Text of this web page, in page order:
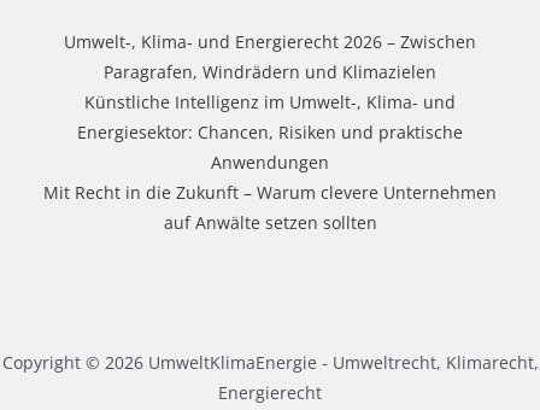
Umwelt‑, Klima‑ und Energierecht 2026 – Zwischen
Paragrafen, Windrädern und Klimazielen
Künstliche Intelligenz im Umwelt-, Klima- und
Energiesektor: Chancen, Risiken und praktische
Anwendungen
Mit Recht in die Zukunft – Warum clevere Unternehmen
auf Anwälte setzen sollten
Copyright © 2026 UmweltKlimaEnergie - Umweltrecht, Klimarecht,
Energierecht